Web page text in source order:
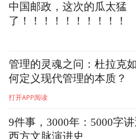
中国邮政，这次的瓜太猛
了！！！！！！！！！！
管理的灵魂之问：杜拉克如
何定义现代管理的本质？
打开APP阅读
9件事，3000年：5000字
西方文脉演进史